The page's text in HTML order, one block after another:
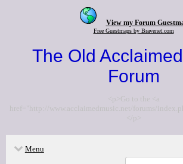
View my Forum
Free Guestmaps by Bravenet.com
The Old
Forum
<p>Go to the <a
href="http://www.acclaimedmusic.net/forums/
</p>
Menu